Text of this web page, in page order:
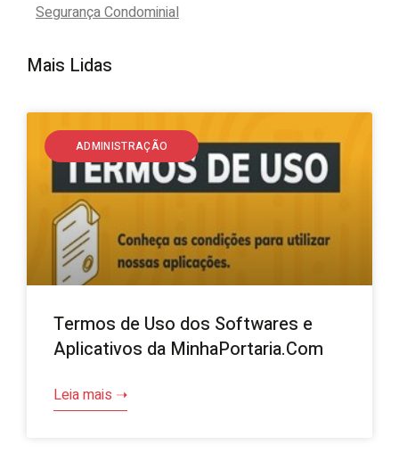
Segurança Condominial
Mais Lidas
ADMINISTRAÇÃO
Termos de Uso dos Softwares e
Aplicativos da MinhaPortaria.Com
Leia mais ➝